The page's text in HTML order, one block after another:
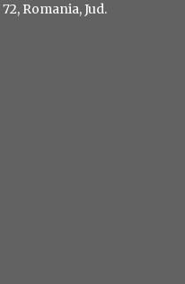
Romania, Jud.